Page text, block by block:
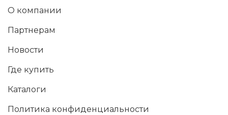
О компании
Партнерам
Новости
Где купить
Каталоги
Политика конфиденциальности